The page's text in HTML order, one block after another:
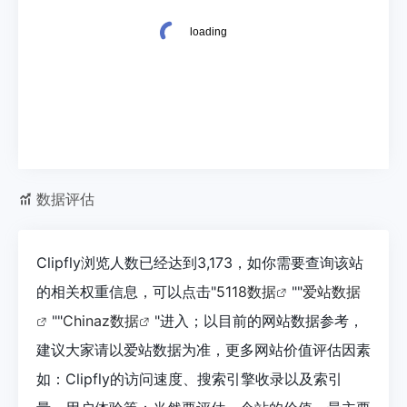
数据评估
Clipfly浏览人数已经达到3,173，如你需要查询该站
的相关权重信息，可以点击"5118数据 ""爱站数据
""Chinaz数据
"进入；以目前的网站数据参考，
建议大家请以爱站数据为准，更多网站价值评估因素
如：Clipfly的访问速度、搜索引擎收录以及索引